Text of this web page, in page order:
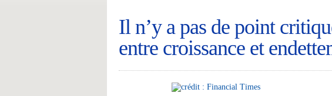
Il n’y a pas de point
entre croissance et